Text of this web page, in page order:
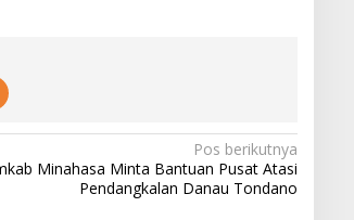
Pos berikutnya
Minahasa Minta Bantuan Pusat Atasi
Pendangkalan Danau Tondano